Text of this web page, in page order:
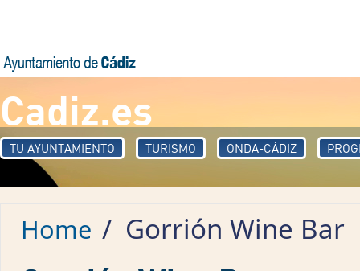
Cadiz.es
TU AYUNTAMIENTO TURISMO ONDA-CÁDIZ
Home / Gorrión Wine Bar